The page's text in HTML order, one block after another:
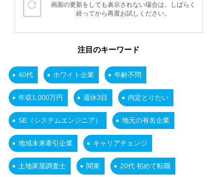
画面の更新をしても表示されない場合は、しばらく
経ってから再度お試しください。
注目のキーワード
40代 ホワイト企業 年齢不問
年収1,000万円 週休3日 内定とりたい
SE（システムエンジニア） 地元の有名企業
地域未来牽引企業 キャリアチェンジ
土地家屋調査士 関東 20代 初めて転職